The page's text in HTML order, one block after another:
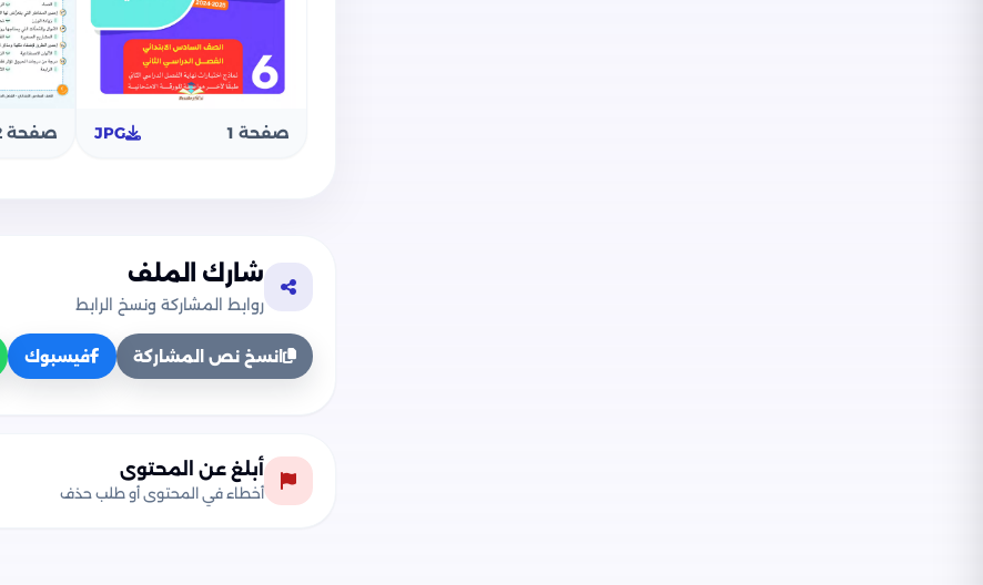
صفحة 1 JPG صفحة 2
شارك الملف
روابط المشاركة ونسخ الرابط
انسخ نص المشاركة فيسبوك
أبلغ عن المحتوى
أخطاء في المحتوى أو طلب حذف